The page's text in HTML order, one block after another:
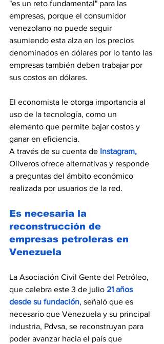
"es un reto fundamental" para las
empresas, porque el consumidor
venezolano no puede seguir
asumiendo esta alza en los precios
denominados en dólares por lo tanto las
empresas también deben trabajar por
sus costos en dólares.
El economista le otorga importancia al
uso de la tecnología, como un
elemento que permite bajar costos y
ganar en eficiencia.
A través de su cuenta de Instagram,
Oliveros ofrece alternativas y responde
a preguntas del ámbito económico
realizada por usuarios de la red.
Es necesaria la
reconstrucción de
empresas petroleras en
Venezuela
La Asociación Civil Gente del Petróleo,
que celebra este 3 de julio 21 años
desde su fundación, señaló que es
necesario que Venezuela y su principal
industria, Pdvsa, se reconstruyan para
poder avanzar hacia el país que